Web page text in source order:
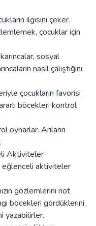
ilgisini çeker.
çocuklar için
sosyal
nasıl çalıştığını
çocukların favorisi
böcekleri kontrol
oynarlar. Arıların
Aktiviteler
eğlenceli aktiviteler
gözlemlerini not
böcekleri gördüklerini,
yazabilirler.